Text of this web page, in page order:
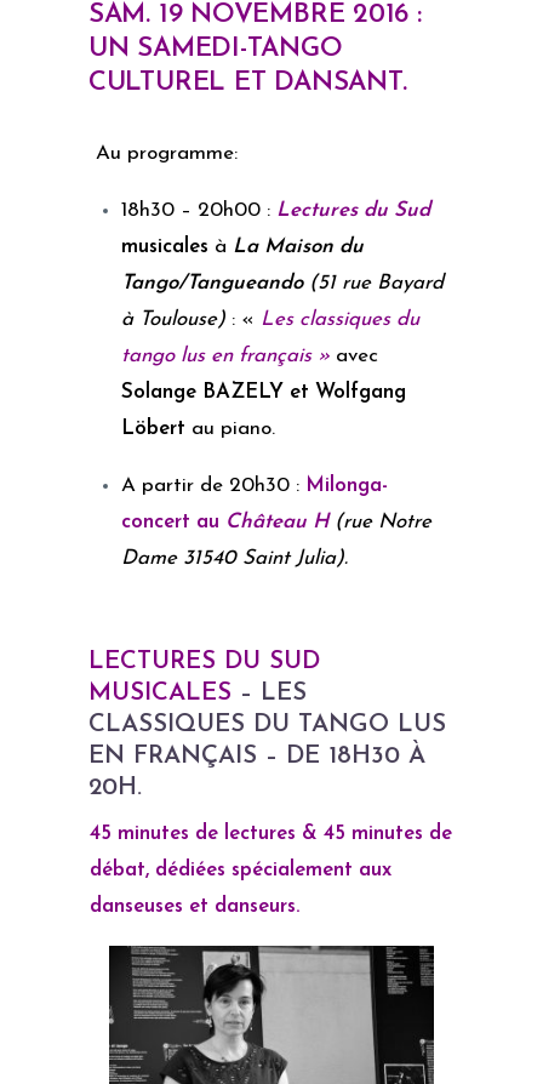
SAM. 19 NOVEMBRE 2016 :
UN SAMEDI-TANGO
CULTUREL ET DANSANT.
Au programme:
18h30 – 20h00 : Lectures du Sud
musicales à La Maison du
Tango/Tangueando (51 rue Bayard
à Toulouse): « Les classiques du
tango lus en français »avec
Solange BAZELY et Wolfgang
Löbert au piano.
A partir de 20h30 : M ilonga-
concert au Château H (rue Notre
Dame 31540 Saint Julia).
LECTURES DU SUD
MUSICALES – LES
CLASSIQUES DU TANGO LUS
EN FRANÇAIS – DE 18H30 À
20H.
45 minutes de lectures & 45 minutes de
débat, dédiées spécialement aux
danseuses et danseurs.